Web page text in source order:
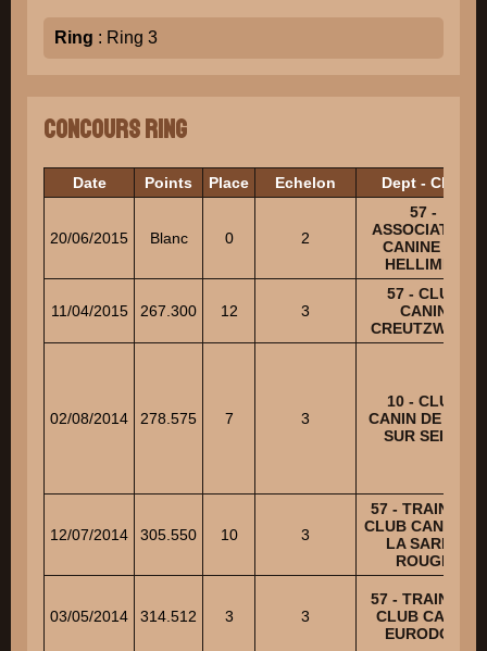
Ring : Ring 3
Concours Ring
Date Points Place Echelon Dept - Club
20/06/2015 Blanc 0 2
57 -
ASSOCIATION
CANINE DE
HELLIMER
11/04/2015 267.300 12 3
57 - CLUB
CANIN
CREUTZWALD
02/08/2014 278.575 7 3
10 - CLUB
CANIN DE BAR
SUR SEINE
12/07/2014 305.550 10 3
57 - TRAINING
CLUB CANIN DE
LA SARRE
ROUGE
03/05/2014 314.512 3 3
57 - TRAINING
CLUB CANIN
EURODOG